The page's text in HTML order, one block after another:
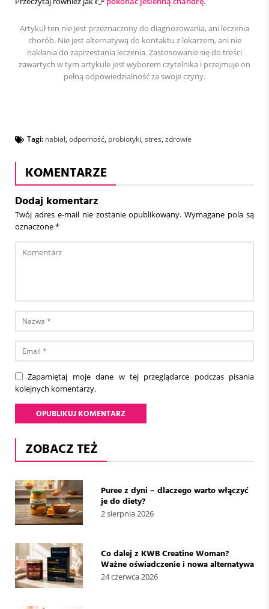
Artykuł ten nie jest przeznaczony do diagnozowania, ani leczenia
chorób. Nie jest alternatywą do kontaktu z lekarzem, ani nie
nakłania do zaprzestania leczenia. Zastosowanie się do treści
zawartych w tym artykule jest wyborem czytelnika i przejmuje on
pełną odpowiedzialność za swoje czyny.
Tagi: nabiał odporność probiotyki stres zdrowie
KOMENTARZE
Dodaj komentarz
Twój adres e-mail nie zostanie opublikowany. Wymagane pola są
oznaczone*
Zapamiętaj moje dane w tej przeglądarce podczas pisania
kolejnych komentarzy.
ZOBACZ TEŻ
Puree z dyni – dlaczego warto włączyć
je do diety?
2 sierpnia 2026
Co dalej z KWB Creatine Woman?
Ważne oświadczenie i nowa alternatywa
24 czerwca 2026